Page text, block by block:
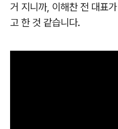
거 지니까, 이해찬 전 대표
고 한 것 같습니다.